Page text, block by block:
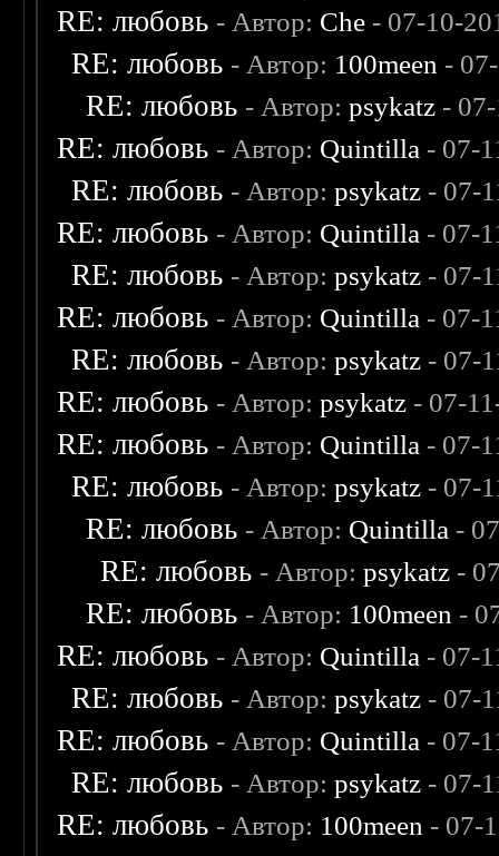
RE: любовь - Автор: Che - 07-10-
RE: любовь - Автор: 100meen -
RE: любовь - Автор:psykatz -
RE: любовь - Автор: Quintilla - 07-
RE: любовь - Автор:psykatz - 07-
RE: любовь - Автор: Quintilla - 07-
RE: любовь - Автор:psykatz - 07-
RE: любовь - Автор: Quintilla - 07-
RE: любовь - Автор:psykatz - 07-
RE: любовь - Автор:psykatz - 07-
RE: любовь - Автор: Quintilla - 07-
RE: любовь - Автор:psykatz - 07-
RE: любовь - Автор: Quintilla -
RE: любовь - Автор:psykatz -
RE: любовь - Автор: 100meen -
RE: любовь - Автор: Quintilla - 07-
RE: любовь - Автор:psykatz - 07-
RE: любовь - Автор: Quintilla - 07-
RE: любовь - Автор:psykatz - 07-
RE: любовь - Автор: 100meen - 07-